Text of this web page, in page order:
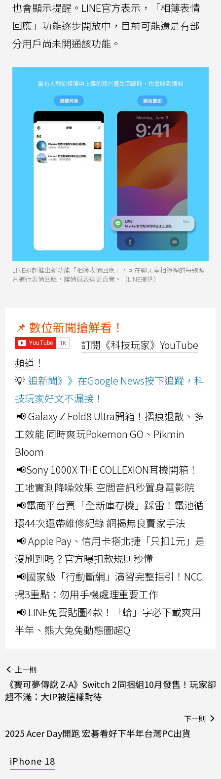
也會顯示提醒。LINE官方表示，「相簿表情
回應」功能逐步開放中，目前可能還是有部
分用戶尚未開通該功能。
LINE即起推出新功能「相簿表情回應」，可在聊天室相簿裡的每張照
片進行表情回應，讓情感表達更直覺。（LINE提供）
📌 數位新聞搶鮮看！
訂閱《科技玩家》YouTube
頻道！
💡 追新聞》》在Google News按下追蹤，科
技玩家好文不漏接！
📢 Galaxy Z Fold8 Ultra開箱！摺痕退散、多
工效能 同時爽玩Pokemon GO、Pikmin
Bloom
📢Sony 1000X THE COLLEXION耳機開箱！
工地實測降噪效果 空間音訊秒置身電影院
📢電商平台買「全新庫存機」踩雷！電池循
環44次還帶維修紀錄 網揭無良賣家手法
📢 Apple Pay、信用卡搭北捷「只扣1元」是
沒刷到嗎？官方曝扣款規則秒懂
📢國家級「行動斷網」演習完整指引！NCC
揭3重點：勿用手機處理重要工作
📢 LINE免費貼圖4款！「蛤」字必下載爽用
半年、熊大兔兔動態圖超Q
上一則
《寶可夢傳說 Z-A》Switch 2同捆組10月發售！玩家卻
超不滿：大IP被這樣對待
下一則
2025 Acer Day開跑 宏碁看好下半年台灣PC出貨
iPhone 18